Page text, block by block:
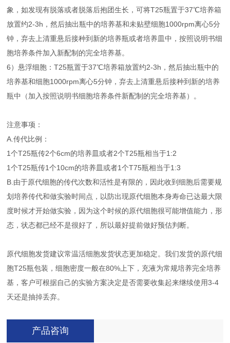
象，如发现有脱落或者脱落后抱团生长，可将T25瓶置于37℃培养箱
放置约2-3h，然后抽出瓶中的培养基和未贴壁细胞1000rpm离心5分
钟，弃去上清重悬后接种到新的培养瓶或者培养皿中，按照说明书细
胞培养条件加入新配制的完全培养基。
6）悬浮细胞：T25瓶置于37℃培养箱放置约2-3h，然后抽出瓶中的
培养基和细胞1000rpm离心5分钟，弃去上清重悬后接种到新的培养
瓶中（加入按照说明书细胞培养条件新配制的完全培养基）。
注意事项：
A.传代比例：
1个T25瓶传2个6cm的培养皿或者2个T25瓶相当于1:2
1个T25瓶传1个10cm的培养皿或者1个T75瓶相当于1:3
B.由于原代细胞的传代次数和活性是有限的，因此收到细胞后需要规
划培养传代和做实验时间点，以防出现原代细胞本身寿命已达最大限
度时候才开始做实验，因为这个时候的原代细胞很可能增值能力，形
态，状态都已经不是很好了，所以最好提前做好预估判断。
原代细胞发货建议常温活细胞发货状态更加稳定。我们发货的原代细
胞T25瓶包装，细胞密度一般在80%上下，充液为常规培养完全培养
基，客户可根据自己的实验方案决定是否需要收集起来继续使用3-4
天还是抽掉丢弃。
产品咨询